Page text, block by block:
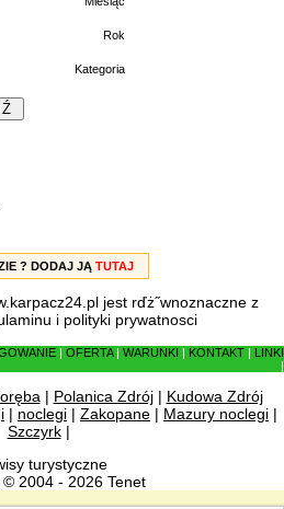
Rok
Kategoria
? DODAJ JĄ TUTAJ
jest rďż˝wnoznaczne z
i polityki prywatnosci
OFERTA| WARUNKI KONTAKT
LINKI
| Polanica Zdrój| Kudowa Zdrój
| noclegi | Zakopane | Mazury noclegi |
Szczyrk|
turystyczne
2004 - 2026 Tenet